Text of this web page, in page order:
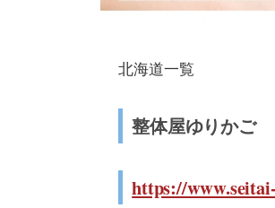
北海道一覧
整体屋ゆりかご
https://